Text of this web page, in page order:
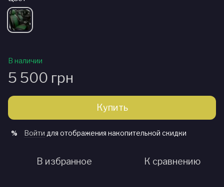
В наличии
5 500 грн
Купить
% Войти для отображения накопительной скидки
В избранное К сравнению